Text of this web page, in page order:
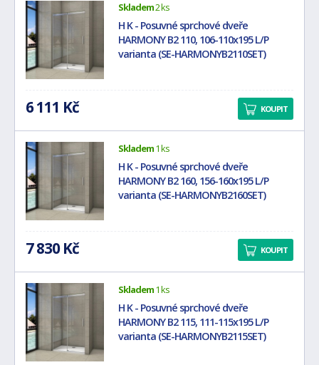
Skladem2 ks
H K - Posuvné sprchové dveře
HARMONY B2 110, 106-110x195 L/P
varianta (SE-HARMONYB2110SET)
6 111 Kč KOUPIT
Skladem1 ks
H K - Posuvné sprchové dveře
HARMONY B2 160, 156-160x195 L/P
varianta (SE-HARMONYB2160SET)
7 830 Kč KOUPIT
Skladem1 ks
H K - Posuvné sprchové dveře
HARMONY B2 115, 111-115x195 L/P
varianta (SE-HARMONYB2115SET)